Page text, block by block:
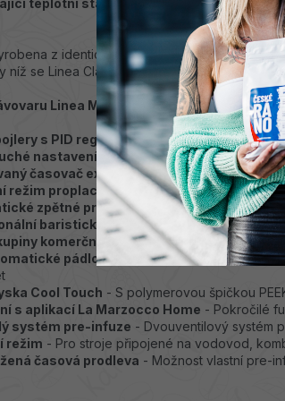
z identických komponentů jako
níž se Linea Classic proslavila po celém světě.
Linea Mini nabízí tyto klíčové
s PID regulací- Přesné řízení teploty
nastavení tlaku- Intuitivní úprava tlaku
časovač extrakce- Precizní kontrola
režim proplachování
- Snadné a rychlé
zpětné proplachování - Nastavitelný
baristická světla- Dokonalé osvětlení
komerční třídy- Převzato z
pádlo- Manuální ovládání s
Cool Touch - S polymerovou špičkou
s aplikací La Marzocco Home - Pokročilé
systém pre-infuze - Dvouventilový systém
režim - Pro stroje připojené na vodovod,
časová prodleva - Možnost vlastní pre-